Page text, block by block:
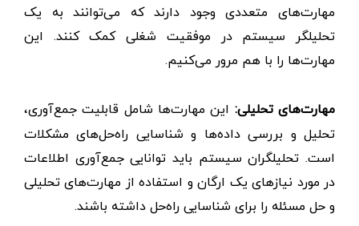
مهارت‌های متعددی وجود دارند که می‌توانند به یک
تحلیلگر سیستم در موفقیت شغلی کمک کنند. این
مهارت‌ها را با هم مرور می‌کنیم.
مهارت‌های تحلیلی: این مهارت‌ها شامل قابلیت جمع‌آوری،
تحلیل و بررسی داده‌ها و شناسایی راه‌حل‌های مشکلات
است. تحلیلگران سیستم باید توانایی جمع‌آوری اطلاعات
در مورد نیازهای یک ارگان و استفاده از مهارت‌های تحلیلی
و حل مسئله را برای شناسایی راه‌حل داشته باشند.